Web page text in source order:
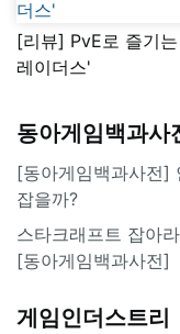
[리뷰] PvE로 즐기
레이더스'
동아게임백과사
[동아게임백과사전]
잡을까?
스타크래프트 잡아
[동아게임백과사전]
게임인더스트리